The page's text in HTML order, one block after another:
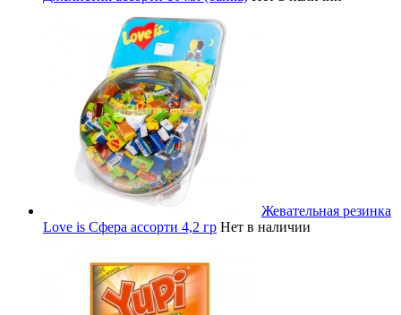
Жевательная резинка
Love is Сфера ассорти 4,2 гр Нет в наличии